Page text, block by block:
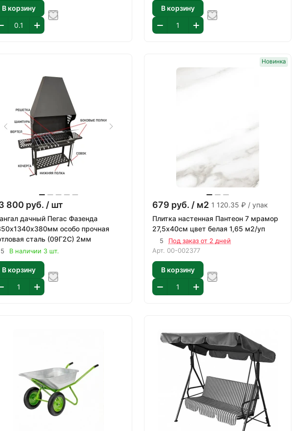
В корзину В корзину
800 руб. / шт
дачный Пегас Фазенда
особо прочная
сталь (09Г2С) 2мм
5 В наличии 3 шт.
В корзину
Новинка
679 руб. / м2 1 120.35 ₽ / упак
Плитка настенная Пантеон 7 мрамор
27,5х40см цвет белая 1,65 м2/уп
5
Под заказ от 2 дней
Арт. 00-002377
В корзину